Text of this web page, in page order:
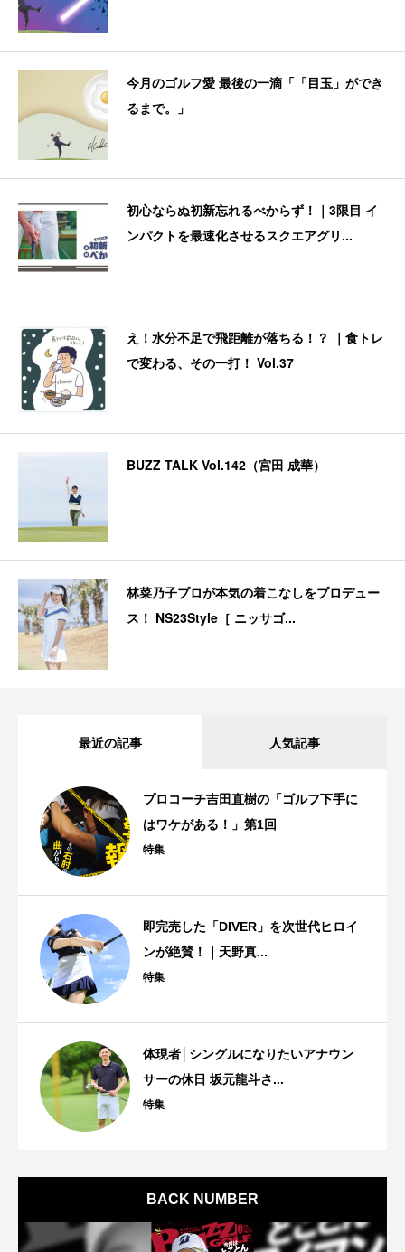
今月のゴルフ愛 最後の一滴「「目玉」ができ
るまで。」
初心ならぬ初新忘れるべからず！｜3限目 イ
ンパクトを最速化させるスクエアグリ...
え！水分不足で飛距離が落ちる！？ ｜食トレ
で変わる、その一打！ Vol.37
BUZZ TALK Vol.142（宮田 成華）
林菜乃子プロが本気の着こなしをプロデュー
ス！ NS23Style［ ニッサゴ...
最近の記事 人気記事
プロコーチ吉田直樹の「ゴルフ下手に
はワケがある！」第1回
特集
即完売した「DIVER」を次世代ヒロイ
ンが絶賛！｜天野真...
特集
体現者│シングルになりたいアナウン
サーの休日 坂元龍斗さ...
特集
BACK NUMBER